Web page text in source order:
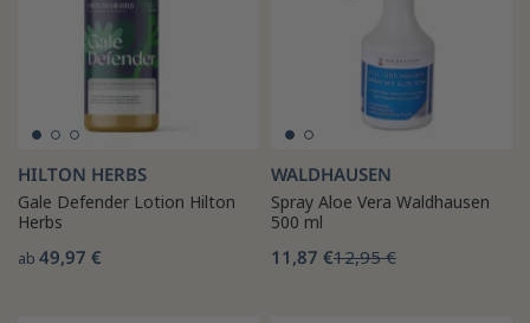
HILTON HERBS
Gale Defender Lotion Hilton
Herbs
ab 49,97 €
WALDHAUSEN
Spray Aloe Vera Waldhausen
500 ml
11,87 €12,95 €